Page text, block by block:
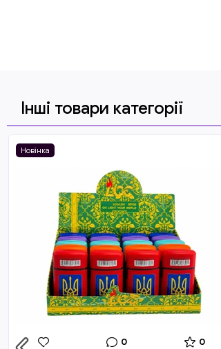
Інші товари категорії
Новінка
0 0